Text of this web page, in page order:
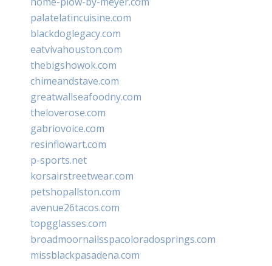
palatelatincuisine.com
blackdoglegacy.com
eatvivahouston.com
thebigshowok.com
chimeandstave.com
greatwallseafoodny.com
theloverose.com
gabriovoice.com
resinflowart.com
p-sports.net
korsairstreetwear.com
petshopallston.com
avenue26tacos.com
topgglasses.com
broadmoornailsspacoloradosprings.com
missblackpasadena.com